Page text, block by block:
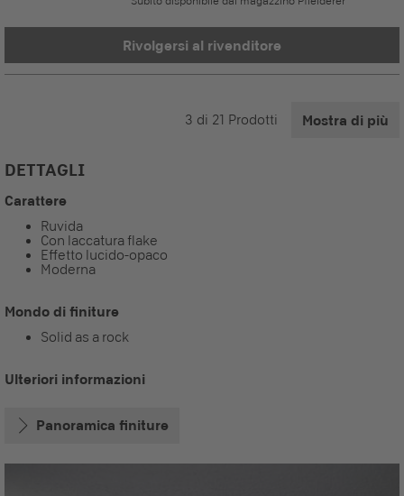
Rivolgersi al rivenditore
3 di 21 Prodotti Mostra di più
DETTAGLI
Carattere
Ruvida
Con laccatura flake
Effetto lucido-opaco
Moderna
Mondo di finiture
Solid as a rock
Ulteriori informazioni
Panoramica finiture